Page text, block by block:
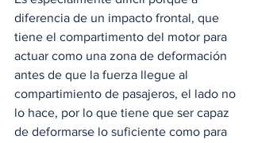
diferencia de un impacto frontal, que
tiene el compartimento del motor para
actuar como una zona de deformación
antes de que la fuerza llegue al
compartimiento de pasajeros, el lado no
lo hace, por lo que tiene que ser capaz
de deformarse lo suficiente como para